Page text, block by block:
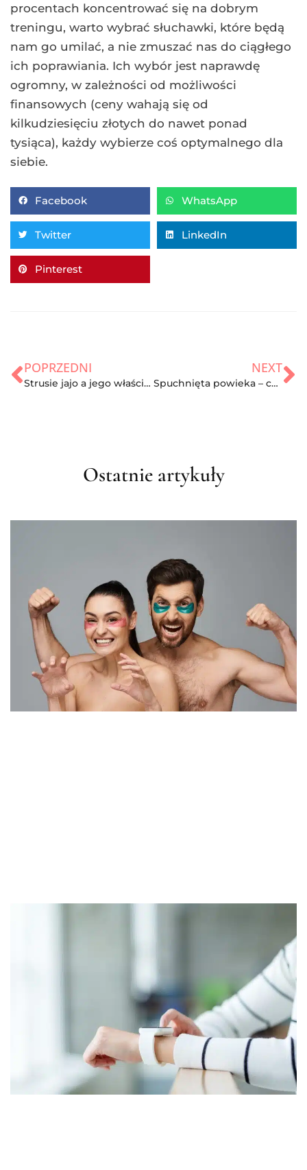
procentach koncentrować się na dobrym
treningu, warto wybrać słuchawki, które będą
nam go umilać, a nie zmuszać nas do ciągłego
ich poprawiania. Ich wybór jest naprawdę
ogromny, w zależności od możliwości
finansowych (ceny wahają się od
kilkudziesięciu złotych do nawet ponad
tysiąca), każdy wybierze coś optymalnego dla
siebie.
Facebook WhatsApp
Twitter LinkedIn
Pinterest
POPRZEDNI
Strusie jajo a jego właściwości. Czy jest zdrowsze niż jajo kurze?
NEXT
Spuchnięta powieka – co jest przyczyną i jak w domowy sposób leczyć?
Ostatnie artykuły